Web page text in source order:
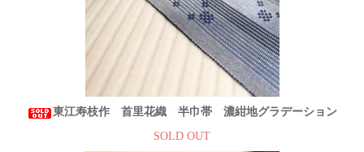
東江寿枝作 首里花織 半巾帯 濃紺地グラデーション
SOLD OUT